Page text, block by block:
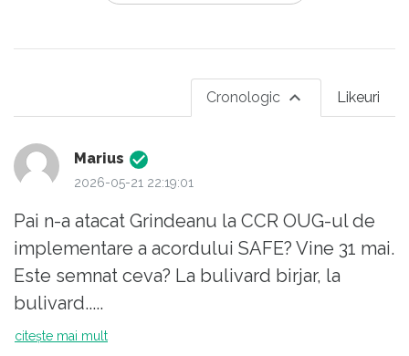
Likeuri
Cronologic
Marius
2026-05-21 22:19:01
Pai n-a atacat Grindeanu la CCR OUG-ul de
implementare a acordului SAFE? Vine 31 mai.
Este semnat ceva? La bulivard birjar, la
bulivard.....
citește mai mult